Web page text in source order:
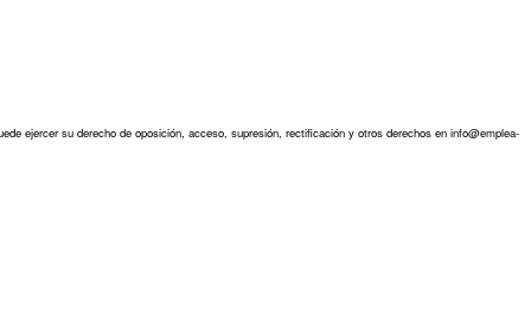
ejercer su derecho de oposición, acceso, supresión, rectificación y otros derechos en info@emplea-